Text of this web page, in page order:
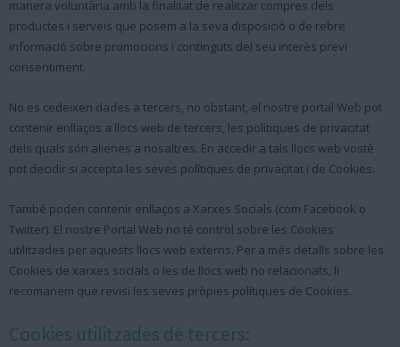
manera voluntària amb la finalitat de realitzar compres dels
productes i serveis que posem a la seva disposició o de rebre
informació sobre promocions i continguts del seu interès previ
consentiment.
No es cedeixen dades a tercers, no obstant, el nostre portal Web pot
contenir enllaços a llocs web de tercers, les polítiques de privacitat
dels quals són alienes a nosaltres. En accedir a tals llocs web vostè
pot decidir si accepta les seves polítiques de privacitat i de Cookies.
També poden contenir enllaços a Xarxes Socials (com Facebook o
Twitter). El nostre Portal Web no té control sobre les Cookies
utilitzades per aquests llocs web externs. Per a més detalls sobre les
Cookies de xarxes socials o les de llocs web no relacionats, li
recomanem que revisi les seves pròpies polítiques de Cookies.
Cookies utilitzades de tercers: